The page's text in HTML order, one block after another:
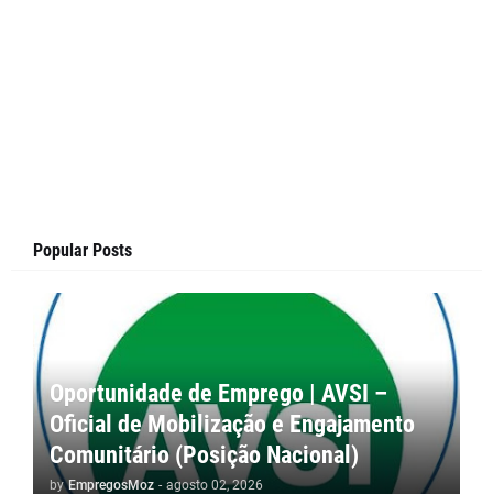
Popular Posts
Oportunidade de Emprego | AVSI –
Oficial de Mobilização e Engajamento
Comunitário (Posição Nacional)
by EmpregosMoz - agosto 02, 2026